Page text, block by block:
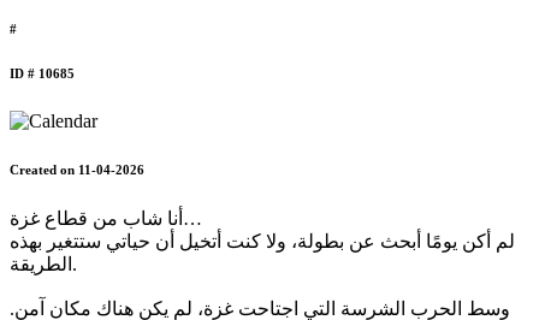
#
ID # 10685
Created on 11-04-2026
أنا شاب من قطاع غزة…
لم أكن يومًا أبحث عن بطولة، ولا كنت أتخيل أن حياتي ستتغير بهذه
الطريقة.
وسط الحرب الشرسة التي اجتاحت غزة، لم يكن هناك مكان آمن.